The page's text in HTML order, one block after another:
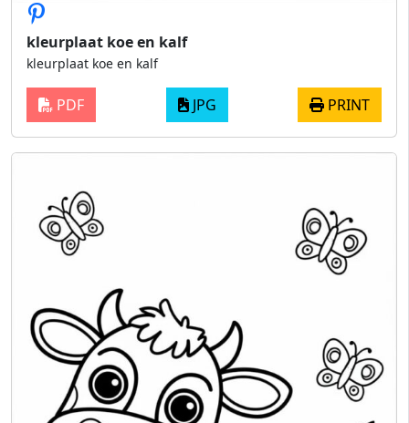
kleurplaat koe en kalf
kleurplaat koe en kalf
PDF JPG PRINT